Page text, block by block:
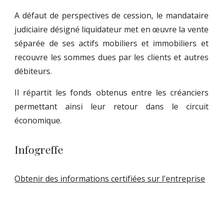
A défaut de perspectives de cession, le mandataire
judiciaire désigné liquidateur met en œuvre la vente
séparée de ses actifs mobiliers et immobiliers et
recouvre les sommes dues par les clients et autres
débiteurs.
Il répartit les fonds obtenus entre les créanciers
permettant ainsi leur retour dans le circuit
économique.
Infogreffe
Obtenir des informations certifiées sur l'entreprise